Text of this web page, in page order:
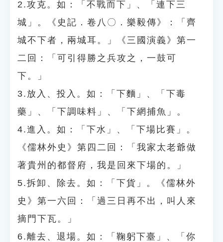
2.攻克。如：「不戰而下」、「連下三
城」。《史記．卷八〇．樂毅傳》：「齊
城不下者，兩城耳。」《三國演義》第一
二回：「可引得勝之兵攻之，一鼓可
下。」
3.放入、投入。如：「下麵」、「下毒
藥」、「下調味料」、「下網捕魚」。
4.進入。如：「下水」、「下場比賽」。
《儒林外史》第四二回：「我家太老爺做
著貴州的都督府，我是回來下場的。」
5.拆卸、除去。如：「下貨」。《儒林外
史》第一六回：「過三日再不出，叫人來
摘門下瓦。」
6.離去、退場。如：「鞠躬下臺」、「你